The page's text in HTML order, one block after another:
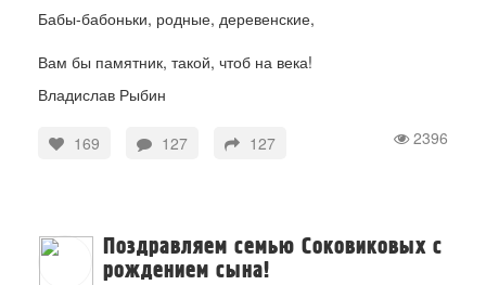
Бабы-бабоньки, родные, деревенские,
Вам бы памятник, такой, чтоб на века!
Владислав Рыбин
2396
169 127 127
Поздравляем семью Соковиковых с
рождением сына!